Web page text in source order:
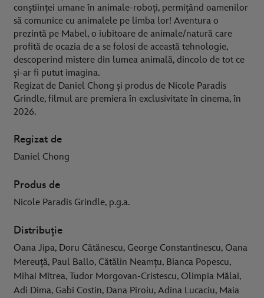
conștiinței umane în animale-roboți, permițând oamenilor
să comunice cu animalele pe limba lor! Aventura o
prezintă pe Mabel, o iubitoare de animale/natură care
profită de ocazia de a se folosi de această tehnologie,
descoperind mistere din lumea animală, dincolo de tot ce
și-ar fi putut imagina.
Regizat de Daniel Chong și produs de Nicole Paradis
Grindle, filmul are premiera în exclusivitate în cinema, în
2026.
Regizat de
Daniel Chong
Produs de
Nicole Paradis Grindle, p.g.a.
Distribuție
Oana Jipa, Doru Cătănescu, George Constantinescu, Oana
Mereuță, Paul Ballo, Cătălin Neamțu, Bianca Popescu,
Mihai Mitrea, Tudor Morgovan-Cristescu, Olimpia Mălai,
Adi Dima, Gabi Costin, Dana Piroiu, Adina Lucaciu, Maia